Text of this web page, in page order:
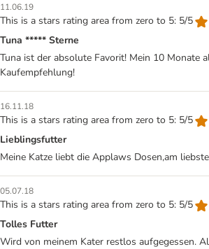
11.06.19
This is a stars rating area from zero to 5: 5/5
Tuna ***** Sterne
Tuna ist der absolute Favorit! Mein 10 Monate
Kaufempfehlung!
16.11.18
This is a stars rating area from zero to 5: 5/5
Lieblingsfutter
Meine Katze liebt die Applaws Dosen,am
05.07.18
This is a stars rating area from zero to 5: 5/5
Tolles Futter
Wird von meinem Kater restlos aufgegessen.